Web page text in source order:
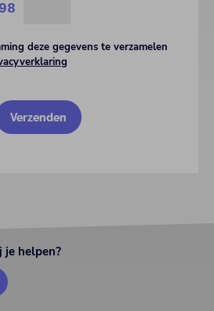
deze gegevens te verzamelen
je helpen?